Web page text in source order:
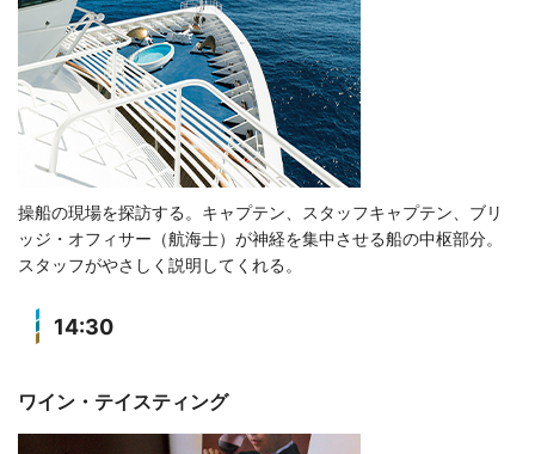
操船の現場を探訪する。キャプテン、スタッフキャプテン、ブリ
ッジ・オフィサー（航海士）が神経を集中させる船の中枢部分。
スタッフがやさしく説明してくれる。
14:30
ワイン・テイスティング